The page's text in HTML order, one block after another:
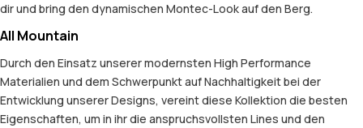
dir und bring den dynamischen Montec-Look auf den Berg.
All Mountain
Durch den Einsatz unserer modernsten High Performance
Materialien und dem Schwerpunkt auf Nachhaltigkeit bei der
Entwicklung unserer Designs, vereint diese Kollektion die besten
Eigenschaften, um in ihr die anspruchsvollsten Lines und den